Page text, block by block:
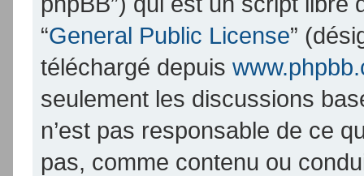
“General Public License”
téléchargé depuis
seulement les discussions
n’est pas responsable de ce
pas, comme contenu ou